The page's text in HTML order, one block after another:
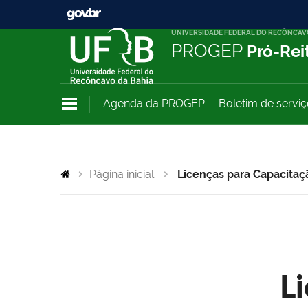
UNIVERSIDADE FEDERAL DO
PROGEP Pró-
Agenda da PROGEP Boletim de
Página inicial Licenças para